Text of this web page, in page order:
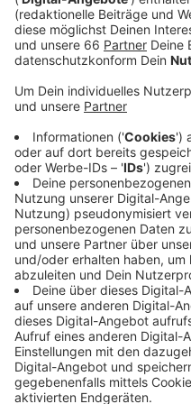
In den zwei Stunden
Auftritt am19.
Zudem geben sie alle
Blick in die
Anzeige
Hier gibt’s den Talk
Anzeige